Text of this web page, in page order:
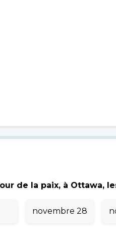
de la paix, à Ottawa,
novembre 28